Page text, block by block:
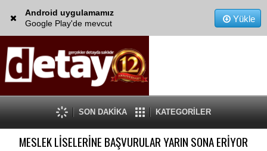
Android uygulamamız
Google Play'de mevcut
Yükle
SON DAKİKA KATEGORİLER
MESLEK LİSELERİNE BAŞVURULAR YARIN SONA ERİYOR